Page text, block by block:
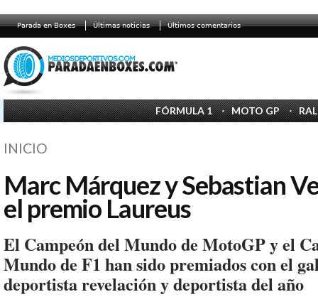
Parada en Boxes Últimas noticias Últimos comentarios
FÓRMULA 1 MOTO GP
INICIO
Marc Márquez y Sebastian
el premio Laureus
El Campeón del Mundo de MotoGP y el
Mundo de F1 han sido premiados con el
deportista revelación y deportista del año